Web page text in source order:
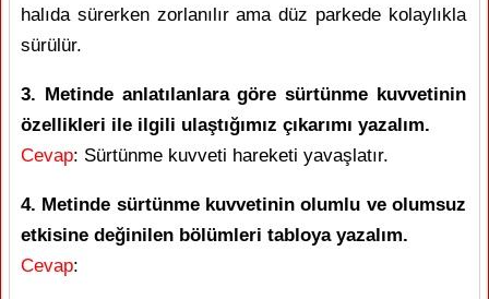
halıda sürerken zorlanılır ama düz parkede kolaylıkla
sürülür.
3. Metinde anlatılanlara göre sürtünme kuvvetinin
özellikleri ile ilgili ulaştığımız çıkarımı yazalım.
Cevap: Sürtünme kuvveti hareketi yavaşlatır.
4. Metinde sürtünme kuvvetinin olumlu ve olumsuz
etkisine değinilen bölümleri tabloya yazalım.
Cevap: